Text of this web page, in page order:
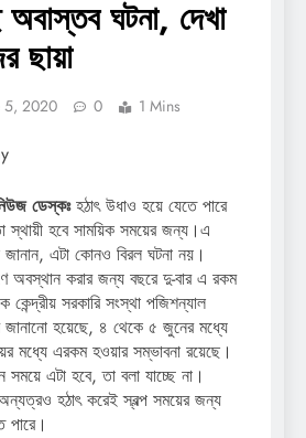
ঘটনা, দেখা
ছায়া
5, 2020 0 1 Mins
ডেস্কঃহঠাৎ উধাও হয়ে যেতে পারে
স্থায়ী হবে সাময়িক সময়ের জন্য।এ
জানান, এটা কোনও বিরল ঘটনা নয়।
অবস্থান করার জন্য বছরে দু-বার এ রকম
সরকারি সংস্থা পজিশন্যাল
জানানো হয়েছে, ৪ থেকে ৫ জুনের মধ্যে
মধ্যে এরকম হওয়ার সম্ভাবনা রয়েছে।
এটা হবে, তা বলা যাচ্ছে না।
হঠাৎ করেই স্বল্প সময়ের জন্য
পারে।